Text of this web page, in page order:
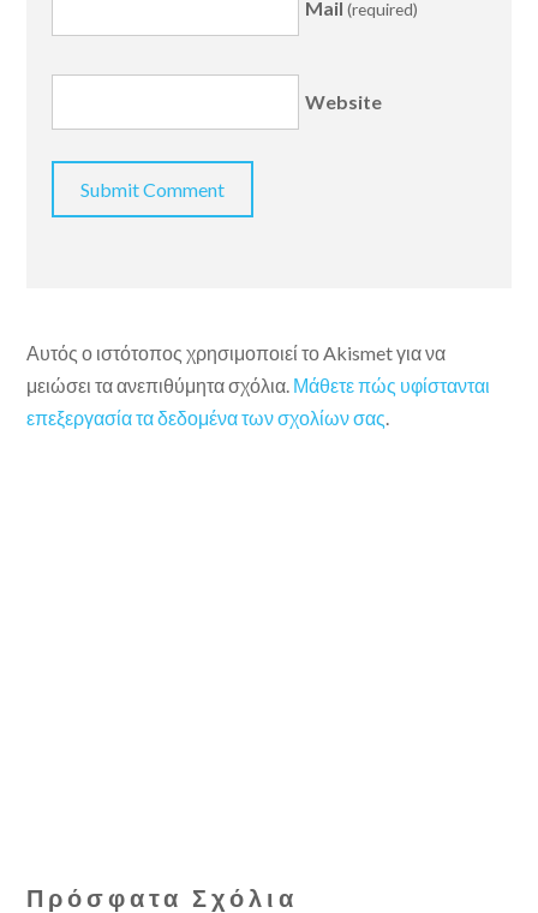
Mail (required)
Website
Αυτός ο ιστότοπος χρησιμοποιεί το Akismet για να
μειώσει τα ανεπιθύμητα σχόλια. Μάθετε πώς υφίστανται
επεξεργασία τα δεδομένα των σχολίων σας.
Πρόσφατα Σχόλια